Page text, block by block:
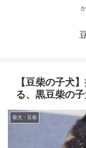
【豆柴の子犬
る、黒豆柴の
柴犬・豆柴